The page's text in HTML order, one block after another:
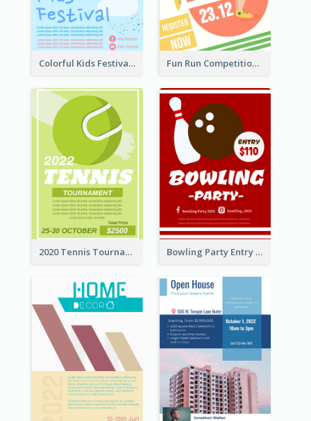
Colorful Kids Festival Flyer Fun Run Competition Flyer
2020 Tennis Tournament Flyer Bowling Party Entry Flyer